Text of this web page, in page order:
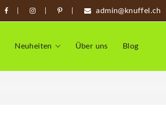
admin@knuffel.ch
Neuheiten Über uns Blog